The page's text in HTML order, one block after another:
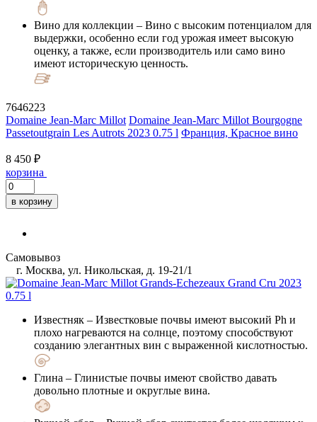
Вино для коллекции – Вино с высоким потенциалом для
выдержки, особенно если год урожая имеет высокую
оценку, а также, если производитель или само вино
имеют историческую ценность.
7646223
Domaine Jean-Marc Millot Domaine Jean-Marc Millot Bourgogne
Passetoutgrain Les Autrots 2023 0.75 l Франция, Красное вино
8 450 ₽
корзина
в корзину
Самовывоз
г. Москва, ул. Никольская, д. 19-21/1
Известняк – Известковые почвы имеют высокий Ph и
плохо нагреваются на солнце, поэтому способствуют
созданию элегантных вин с выраженной кислотностью.
Глина – Глинистые почвы имеют свойство давать
довольно плотные и округлые вина.